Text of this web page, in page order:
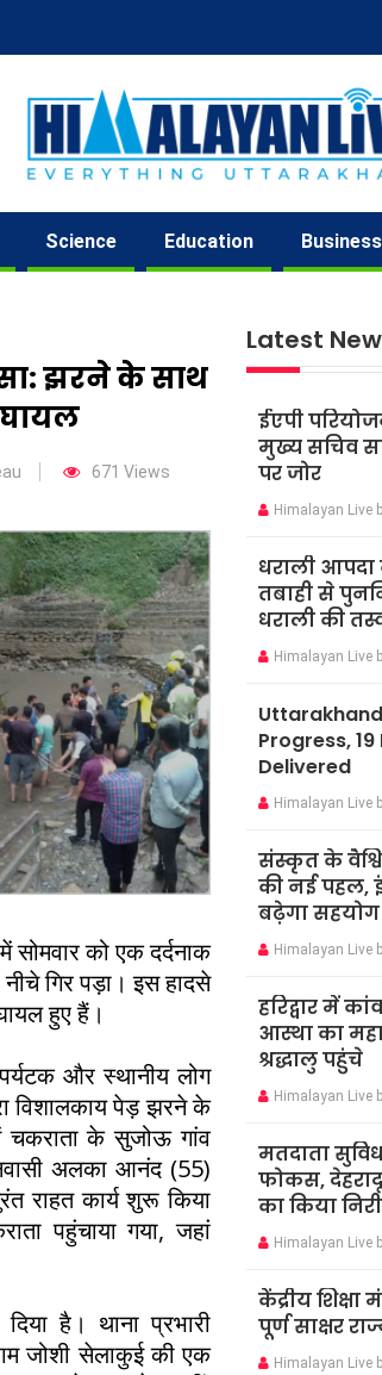
Science Education Business
झरने के साथ
घायल
671 Views
सोमवार को एक दर्दनाक
गिर पड़ा। इस हादसे
हुए हैं।
और स्थानीय लोग
विशालकाय पेड़ झरने के
चकराता के सुजोऊ गांव
अलका आनंद (55)
राहत कार्य शुरू किया
पहुंचाया गया, जहां
है। थाना प्रभारी
जोशी सेलाकुई की एक
Latest
ईएपी
मुख्य सचिव
पर जोर
Himalayan Live
धराली आपदा
तबाही से
धराली की
Himalayan Live
Uttarakhand
Progress,
Delivered
Himalayan Live
संस्कृत के
की नई पहल,
बढ़ेगा सहयोग
Himalayan Live
हरिद्वार में
आस्था का
श्रद्धालु पहुंचे
Himalayan Live
मतदाता
फोकस,
का किया
Himalayan Live
केंद्रीय शिक्षा
पूर्ण साक्षर
Himalayan Live